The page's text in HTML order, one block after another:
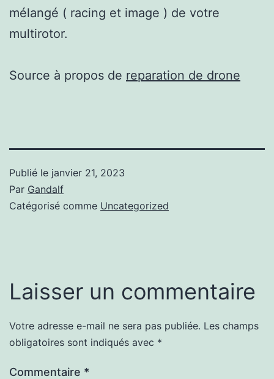
mélangé ( racing et image ) de votre
multirotor.
Source à propos de reparation de drone
Publié le janvier 21, 2023
Par Gandalf
Catégorisé comme Uncategorized
Laisser un commentaire
Votre adresse e-mail ne sera pas publiée. Les champs
obligatoires sont indiqués avec *
Commentaire *